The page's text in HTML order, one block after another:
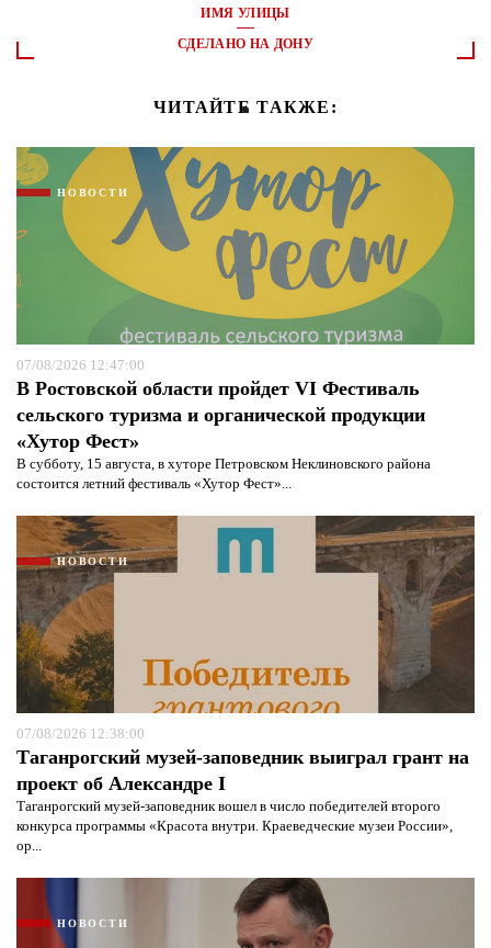
ИМЯ УЛИЦЫ
СДЕЛАНО НА ДОНУ
ЧИТАЙТЕ ТАКЖЕ:
НОВОСТИ
07/08/2026 12:47:00
В Ростовской области пройдет VI Фестиваль
сельского туризма и органической продукции
«Хутор Фест»
В субботу, 15 августа, в хуторе Петровском Неклиновского района
состоится летний фестиваль «Хутор Фест»...
НОВОСТИ
07/08/2026 12:38:00
Таганрогский музей-заповедник выиграл грант на
проект об Александре I
Таганрогский музей-заповедник вошел в число победителей второго
конкурса программы «Красота внутри. Краеведческие музеи России»,
ор...
НОВОСТИ